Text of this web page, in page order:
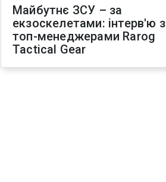
Майбутнє ЗСУ – за
екзоскелетами: інтерв'ю з
топ-менеджерами Rarog
Tactical Gear